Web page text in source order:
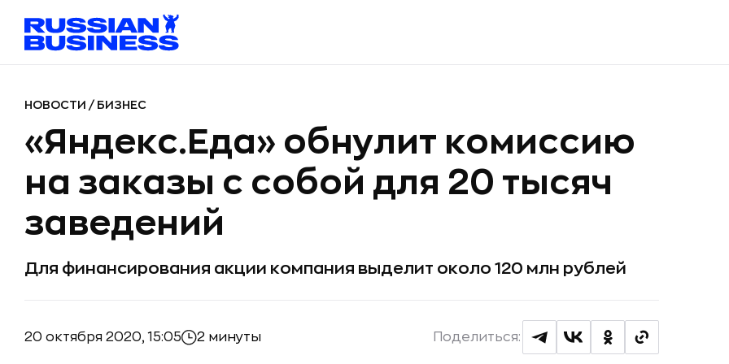
НОВОСТИ / БИЗНЕС
«Яндекс.Еда» обнулит комиссию
на заказы с собой для 20 тысяч
заведений
Для финансирования акции компания выделит около 120 млн рублей
20 октября 2020, 15:05 2 минуты Поделиться: